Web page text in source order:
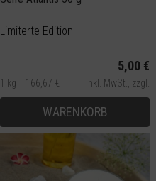
Limiterte Edition
5,00 €
1 kg = 166,67 € inkl. MwSt., zzgl.
Versand
WARENKORB